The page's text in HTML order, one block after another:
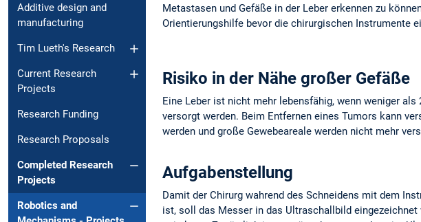
Additive design and
manufacturing
Tim Lueth's Research
Current Research
Projects
Research Funding
Research Proposals
Completed Research
Projects
Robotics and
Metastasen und Gefäße in der Leber erkennen zu
Orientierungshilfe bevor die chirurgischen Instrumente
Risiko in der Nähe großer Gefäße
Eine Leber ist nicht mehr lebensfähig, wenn weniger als
versorgt werden. Beim Entfernen eines Tumors kann
werden und große Gewebeareale werden nicht mehr
Aufgabenstellung
Damit der Chirurg wahrend des Schneidens mit dem
ist, soll das Messer in das Ultraschallbild